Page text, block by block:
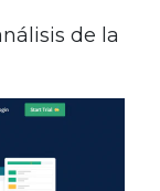
de la